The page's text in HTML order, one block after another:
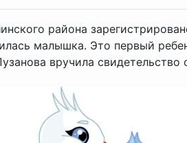
района
малышка. Это первый
вручила свидетельство